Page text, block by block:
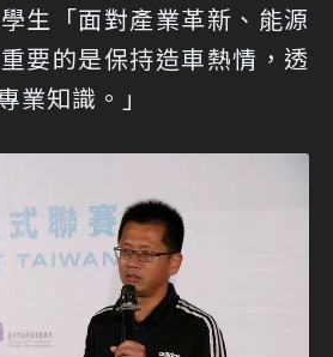
生「面對產業革新、能源
要的是保持造車熱情，透
業知識。」